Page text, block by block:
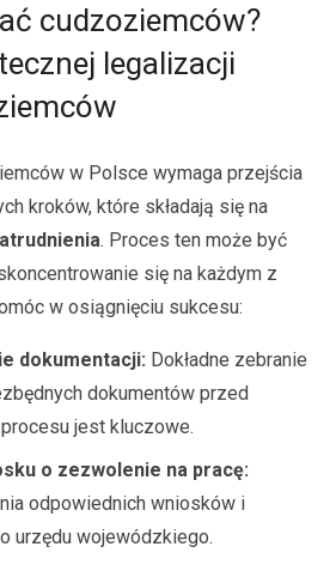
cudzoziemców?
legalizacji
w Polsce wymaga przejścia
kroków, które składają się na
. Proces ten może być
się na każdym z
w osiągnięciu sukcesu:
dokumentacji: Dokładne zebranie
dokumentów przed
jest kluczowe.
o zezwolenie na pracę:
odpowiednich wniosków i
urzędu wojewódzkiego.